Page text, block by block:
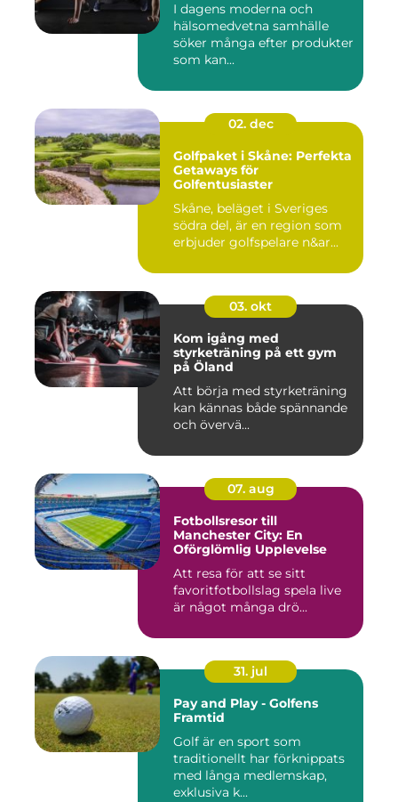
I dagens moderna och
hälsomedvetna samhälle
söker många efter produkter
som kan...
02. dec
Golfpaket i Skåne: Perfekta
Getaways för
Golfentusiaster
Skåne, beläget i Sveriges
södra del, är en region som
erbjuder golfspelare n&ar...
03. okt
Kom igång med
styrketräning på ett gym
på Öland
Att börja med styrketräning
kan kännas både spännande
och övervä...
07. aug
Fotbollsresor till
Manchester City: En
Oförglömlig Upplevelse
Att resa för att se sitt
favoritfotbollslag spela live
är något många drö...
31. jul
Pay and Play - Golfens
Framtid
Golf är en sport som
traditionellt har förknippats
med långa medlemskap,
exklusiva k...